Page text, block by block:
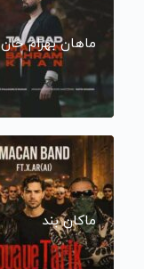
ماهان بهرام خان
ماکان بند